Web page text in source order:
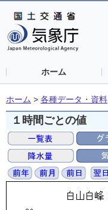
ホーム
ホーム > 各種データ・資料
１時間ごとの値